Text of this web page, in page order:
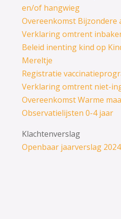
en/of hangwieg
Overeenkomst Bijzondere
Verklaring omtrent
Beleid inenting kind op
Mereltje
Registratie
Verklaring omtrent niet-
Overeenkomst Warme
Observatielijsten 0-4 jaar
Klachtenverslag
Openbaar jaarverslag 2024